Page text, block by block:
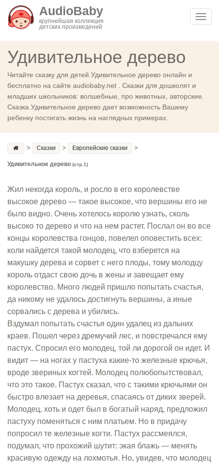
AudioBaby
крупнейшая коллекция
детских произведений
Удивительное дерево
Читайте сказку для детей Удивительное дерево онлайн и
бесплатно на сайте audiobaby.net . Сказки для дошколят и
младших школьников: волшебные, про животных, авторские.
Сказка Удивительное дерево дает возможность Вашему
ребенку постигать жизнь на наглядных примерах.
> Сказки > Европейские сказки >
Удивительное дерево (стр.1)
Жил некогда король, и росло в его королевстве
высокое дерево — такое высокое, что вершины его не
было видно. Очень хотелось королю узнать, сколь
высоко то дерево и что на нем растет. Послал он во все
концы королевства гонцов, повелел оповестить всех:
коли найдется такой молодец, что взберется на
макушку дерева и сорвет с него плоды, тому молодцу
король отдаст свою дочь в жены и завещает ему
королевство. Много людей пришло попытать счастья,
да никому не удалось достигнуть вершины, а иные
сорвались с дерева и убились.
Вздумал попытать счастья один удалец из дальних
краев. Пошел через дремучий лес, и повстречался ему
пастух. Спросил его молодец, той ли дорогой он идет. И
видит — на ногах у пастуха какие-то железные крючья,
вроде звериных когтей. Молодец полюбопытствовал,
что это такое. Пастух сказал, что с такими крючьями он
быстро влезает на деревья, спасаясь от диких зверей.
Молодец, хоть и одет был в богатый наряд, предложил
пастуху поменяться с ним платьем. Но в придачу
попросил те железные когти. Пастух рассмеялся,
подумал, что прохожий шутит: экая блажь — менять
красивую одежду на лохмотья. Но, увидев, что молодец